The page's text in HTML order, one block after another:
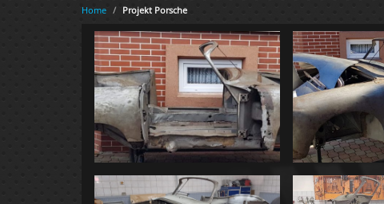
Home / Projekt Porsche